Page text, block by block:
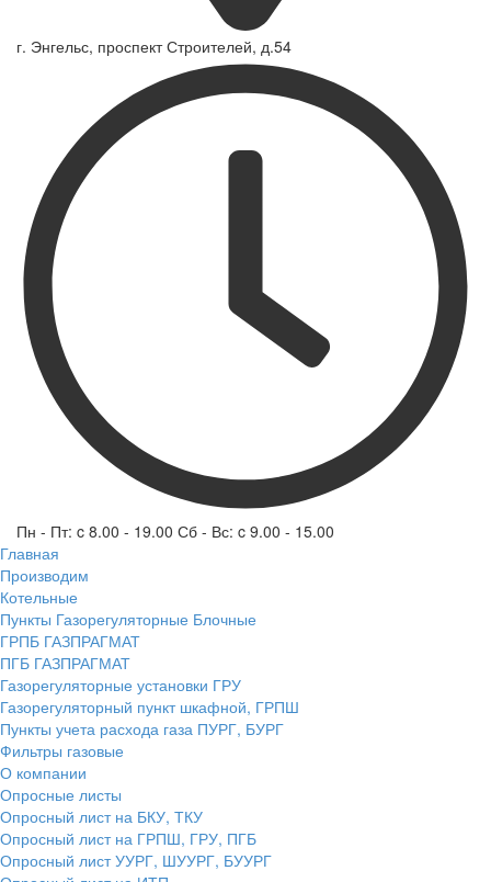
г. Энгельс, проспект Строителей, д.54
Пн - Пт: c 8.00 - 19.00 Сб - Вс: c 9.00 - 15.00
Главная
Производим
Котельные
Пункты Газорегуляторные Блочные
ГРПБ ГАЗПРАГМАТ
ПГБ ГАЗПРАГМАТ
Газорегуляторные установки ГРУ
Газорегуляторный пункт шкафной, ГРПШ
Пункты учета расхода газа ПУРГ, БУРГ
Фильтры газовые
О компании
Опросные листы
Опросный лист на БКУ, ТКУ
Опросный лист на ГРПШ, ГРУ, ПГБ
Опросный лист УУРГ, ШУУРГ, БУУРГ